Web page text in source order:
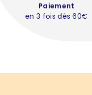
Paiement
en 3 fois dès 60€